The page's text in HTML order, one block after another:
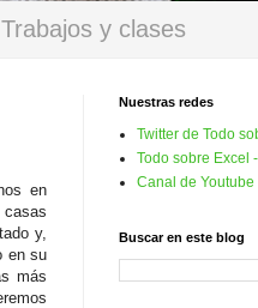
Trabajos y clases
en
y,
en su
más
Nuestras redes
Twitter de Todo
Todo sobre Excel
Canal de Youtube
Buscar en este blog